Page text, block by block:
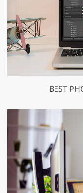
BEST